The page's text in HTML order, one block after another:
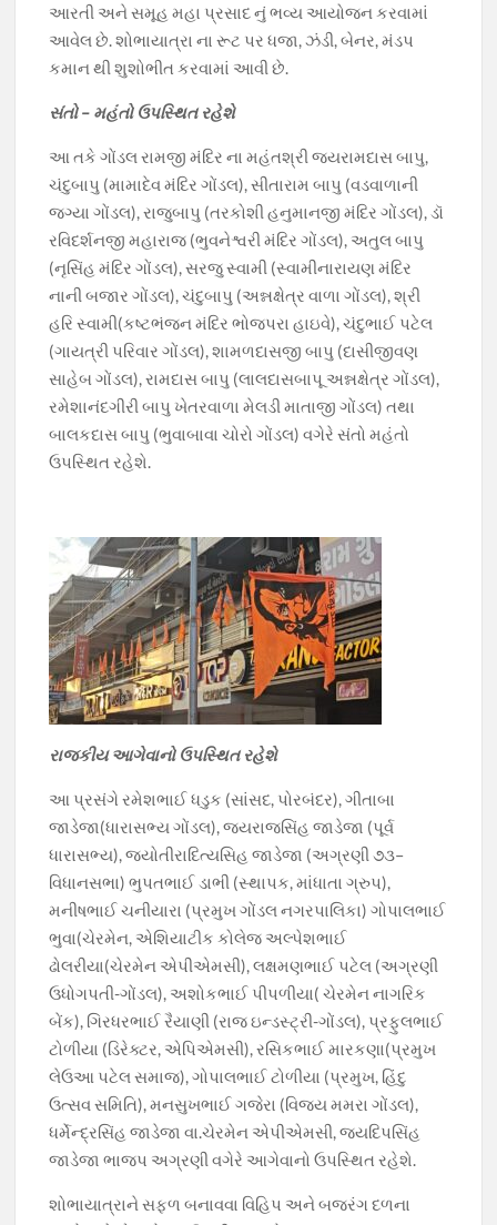
આરતી અને સમૂહ મહા પ્રસાદ નું ભવ્ય આયોજન કરવામાં
આવેલ છે. શોભાયાત્રા ના રૂટ પર ધજા, ઝંડી, બેનર, મંડપ
કમાન થી શુશોભીત કરવામાં આવી છે.
સંતો – મહંતો ઉપસ્થિત રહેશે
આ તકે ગોંડલ રામજી મંદિર ના મહંતશ્રી જયરામદાસ બાપુ,
ચંદુબાપુ (મામાદેવ મંદિર ગોંડલ), સીતારામ બાપુ (વડવાળાની
જગ્યા ગોંડલ), રાજુબાપુ (તરકોશી હનુમાનજી મંદિર ગોંડલ), ડૉ
રવિદર્શનજી મહારાજ (ભુવનેશ્વરી મંદિર ગોંડલ), અતુલ બાપુ
(નૃસિંહ મંદિર ગોંડલ), સરજુ સ્વામી (સ્વામીનારાયણ મંદિર
નાની બજાર ગોંડલ), ચંદુબાપુ (અન્નક્ષેત્ર વાળા ગોંડલ), શ્રી
હરિ સ્વામી(કષ્ટભંજન મંદિર ભોજપરા હાઇવે), ચંદુભાઈ પટેલ
(ગાયત્રી પરિવાર ગોંડલ), શામળદાસજી બાપુ (દાસીજીવણ
સાહેબ ગોંડલ), રામદાસ બાપુ (લાલદાસબાપૂ અન્નક્ષેત્ર ગોંડલ),
રમેશાનંદગીરી બાપુ ખેતરવાળા મેલડી માતાજી ગોંડલ) તથા
બાલકદાસ બાપુ (ભુવાબાવા ચોરો ગોંડલ) વગેરે સંતો મહંતો
ઉપસ્થિત રહેશે.
રાજકીય આગેવાનો ઉપસ્થિત રહેશે
આ પ્રસંગે રમેશભાઈ ધડુક (સાંસદ, પોરબંદર), ગીતાબા
જાડેજા(ધારાસભ્ય ગોંડલ), જયરાજસિંહ જાડેજા (પૂર્વ
ધારાસભ્ય), જ્યોતીરાદિત્યસિહ જાડેજા (અગ્રણી ૭૩–
વિધાનસભા) ભુપતભાઈ ડાભી (સ્થાપક, માંધાતા ગ્રુપ),
મનીષભાઈ ચનીયારા (પ્રમુખ ગોંડલ નગરપાલિકા) ગોપાલભાઈ
ભુવા(ચેરમેન, એશિયાટીક કોલેજ અલ્પેશભાઈ
ઢોલરીયા(ચેરમેન એપીએમસી), લક્ષમણભાઈ પટેલ (અગ્રણી
ઉધોગપતી-ગોંડલ), અશોકભાઈ પીપળીયા( ચેરમેન નાગરિક
બેંક), ગિરધરભાઈ રૈયાણી (રાજ ઇન્ડસ્ટ્રી-ગોંડલ), પ્રફુલભાઈ
ટોળીયા (ડિરેક્ટર, એપિએમસી), રસિકભાઈ મારકણા(પ્રમુખ
લેઉઆ પટેલ સમાજ), ગોપાલભાઈ ટોળીયા (પ્રમુખ, હિંદુ
ઉત્સવ સમિતિ), મનસુખભાઈ ગજેરા (વિજય મમરા ગોંડલ),
ધર્મેન્દ્રસિંહ જાડેજા વા.ચેરમેન એપીએમસી, જયદિપસિંહ
જાડેજા ભાજપ અગ્રણી વગેરે આગેવાનો ઉપસ્થિત રહેશે.
શોભાયાત્રાને સફળ બનાવવા વિહિપ અને બજરંગ દળના